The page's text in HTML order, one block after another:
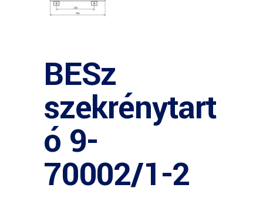
BESz
szekrénytart
ó 9-
70002/1-2